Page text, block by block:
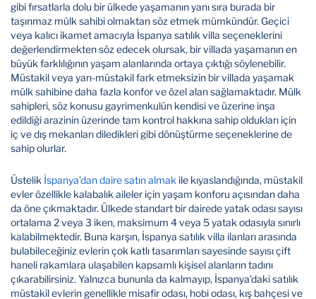
gibi fırsatlarla dolu bir ülkede yaşamanın yanı sıra burada bir
taşınmaz mülk sahibi olmaktan söz etmek mümkündür. Geçici
veya kalıcı ikamet amacıyla İspanya satılık villa seçeneklerini
değerlendirmekten söz edecek olursak, bir villada yaşamanın en
büyük farklılığının yaşam alanlarında ortaya çıktığı söylenebilir.
Müstakil veya yarı-müstakil fark etmeksizin bir villada yaşamak
mülk sahibine daha fazla konfor ve özel alan sağlamaktadır. Mülk
sahipleri, söz konusu gayrimenkulün kendisi ve üzerine inşa
edildiği arazinin üzerinde tam kontrol hakkına sahip oldukları için
iç ve dış mekanları diledikleri gibi dönüştürme seçeneklerine de
sahip olurlar.
Üstelik İspanya’dan daire satın almak ile kıyaslandığında, müstakil
evler özellikle kalabalık aileler için yaşam konforu açısından daha
da öne çıkmaktadır. Ülkede standart bir dairede yatak odası sayısı
ortalama 2 veya 3 iken, maksimum 4 veya 5 yatak odasıyla sınırlı
kalabilmektedir. Buna karşın, İspanya satılık villa ilanları arasında
bulabileceğiniz evlerin çok katlı tasarımları sayesinde sayısı çift
haneli rakamlara ulaşabilen kapsamlı kişisel alanların tadını
çıkarabilirsiniz. Yalnızca bununla da kalmayıp, İspanya’daki satılık
müstakil evlerin genellikle misafir odası, hobi odası, kış bahçesi ve